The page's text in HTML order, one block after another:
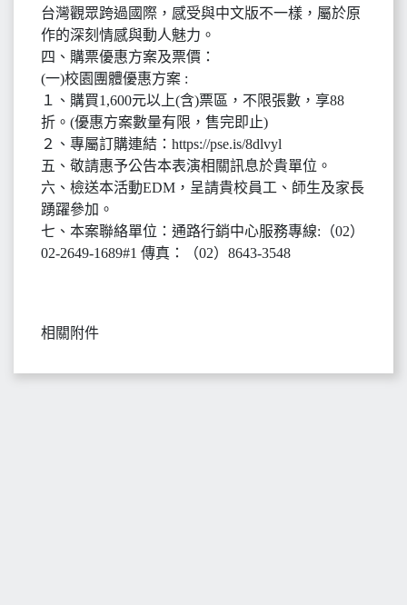
台灣觀眾跨過國際，感受與中文版不一樣，屬於原
作的深刻情感與動人魅力。
四、購票優惠方案及票價：
(一)校園團體優惠方案 :
１、購買1,600元以上(含)票區，不限張數，享88
折。(優惠方案數量有限，售完即止)
２、專屬訂購連結：https://pse.is/8dlvyl
五、敬請惠予公告本表演相關訊息於貴單位。
六、檢送本活動EDM，呈請貴校員工、師生及家長
踴躍參加。
七、本案聯絡單位：通路行銷中心服務專線:（02）
02-2649-1689#1 傳真：（02）8643-3548
相關附件